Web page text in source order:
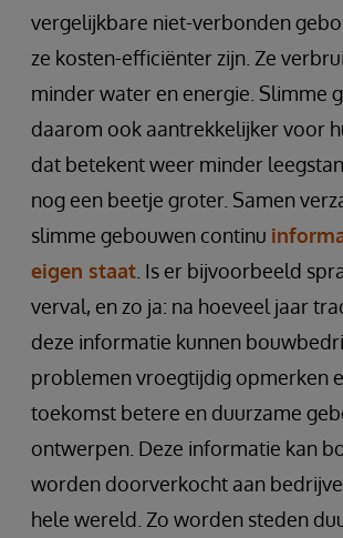
vergelijkbare niet-verbonden
ze kosten-efficiënter zijn. Ze
minder water en energie. Slimme
daarom ook aantrekkelijker voor
dat betekent weer minder
nog een beetje groter. Samen
slimme gebouwen continu
eigen staat . Is er bijvoorbeeld
verval, en zo ja: na hoeveel jaar
deze informatie kunnen
problemen vroegtijdig opmerken
toekomst betere en duurzame
ontwerpen. Deze informatie kan
worden doorverkocht aan
hele wereld. Zo worden steden